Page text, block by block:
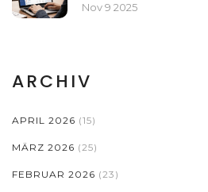
Nov 9 2025
ARCHIV
APRIL 2026 (15)
MÄRZ 2026 (25)
FEBRUAR 2026 (23)